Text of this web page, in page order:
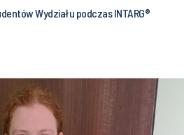
Wydziału podczas INTARG®